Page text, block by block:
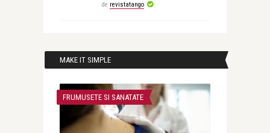
de revistatango
MAKE IT SIMPLE
FRUMUSETE SI SANATATE